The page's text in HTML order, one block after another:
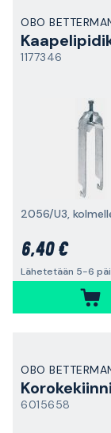
OBO
1177346
6,40 €
Lähetetään 5-6
OBO
6015658